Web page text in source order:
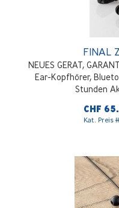
FINAL
NEUES GERAT,
Ear-Kopfhörer,
Stunden
CHF
Kat. Preis